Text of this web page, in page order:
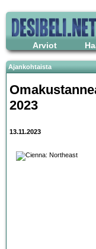
Arviot
Ajankohtaista
2023
13.11.2023